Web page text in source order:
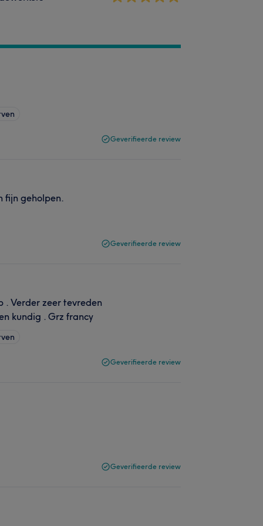
Geverifieerde review
fijn geholpen.
Geverifieerde review
. Verder zeer tevreden
kundig . Grz francy
Geverifieerde review
Geverifieerde review